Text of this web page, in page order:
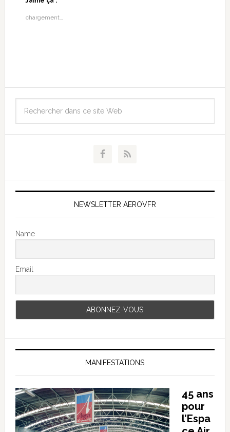
chargement…
NEWSLETTER AEROVFR
Name
Email
MANIFESTATIONS
45 ans
pour
l’Espa